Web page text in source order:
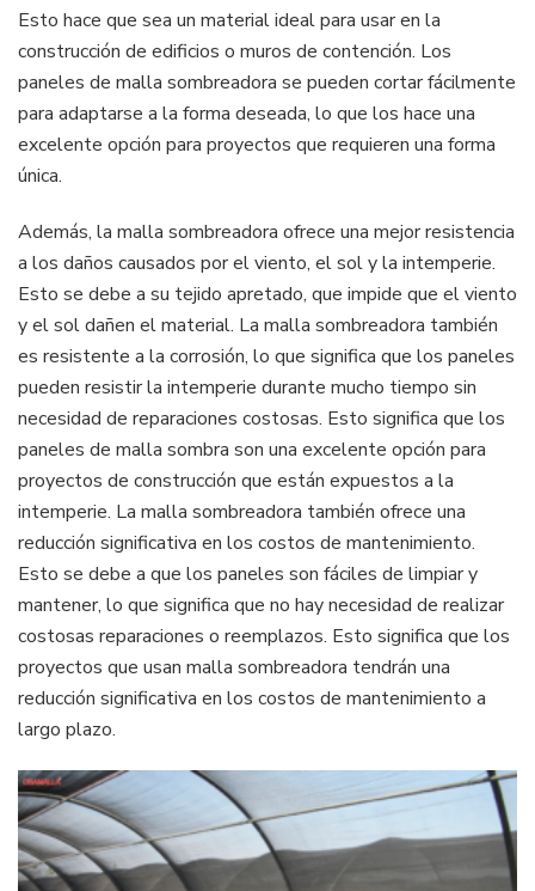
Esto hace que sea un material ideal para usar en la
construcción de edificios o muros de contención. Los
paneles de malla sombreadora se pueden cortar fácilmente
para adaptarse a la forma deseada, lo que los hace una
excelente opción para proyectos que requieren una forma
única.
Además, la malla sombreadora ofrece una mejor resistencia
a los daños causados por el viento, el sol y la intemperie.
Esto se debe a su tejido apretado, que impide que el viento
y el sol dañen el material. La malla sombreadora también
es resistente a la corrosión, lo que significa que los paneles
pueden resistir la intemperie durante mucho tiempo sin
necesidad de reparaciones costosas. Esto significa que los
paneles de malla sombra son una excelente opción para
proyectos de construcción que están expuestos a la
intemperie. La malla sombreadora también ofrece una
reducción significativa en los costos de mantenimiento.
Esto se debe a que los paneles son fáciles de limpiar y
mantener, lo que significa que no hay necesidad de realizar
costosas reparaciones o reemplazos. Esto significa que los
proyectos que usan malla sombreadora tendrán una
reducción significativa en los costos de mantenimiento a
largo plazo.